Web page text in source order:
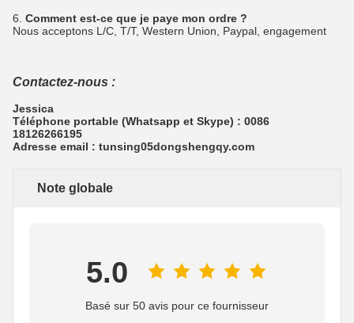
6. Comment est-ce que je paye mon ordre ?
Nous acceptons L/C, T/T, Western Union, Paypal, engagement
Contactez-nous :
Jessica
Téléphone portable (Whatsapp et Skype) : 0086
18126266195
Adresse email : tunsing05dongshengqy.com
Note globale
5.0
Basé sur 50 avis pour ce fournisseur